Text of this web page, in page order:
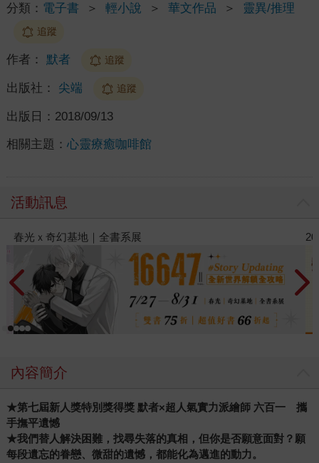
分類： 電子書 ＞ 輕小說 ＞ 華文作品 ＞ 靈異/推理
追蹤
作者： 默者 追蹤
出版社： 尖端 追蹤
出版日： 2018/09/13
相關主題： 心靈療癒咖啡館
活動訊息
春光ｘ奇幻基地｜全書系展
內容簡介
★第七屆新人獎特別獎得獎 默者×超人氣實力派繪師 六百一 攜
手撫平遺憾
★我們替人解決困難，找尋失落的真相，但你是否願意面對？願
每段遺忘的眷戀、微甜的遺憾，都能化為邁進的動力。